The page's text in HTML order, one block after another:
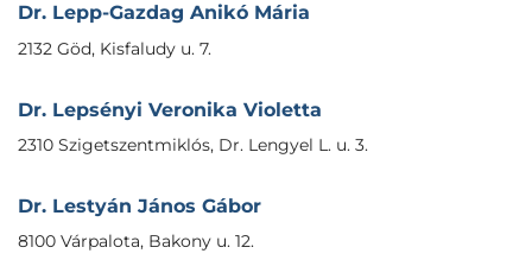
Dr. Lepp-Gazdag Anikó Mária
2132 Göd, Kisfaludy u. 7.
Dr. Lepsényi Veronika Violetta
2310 Szigetszentmiklós, Dr. Lengyel L. u. 3.
Dr. Lestyán János Gábor
8100 Várpalota, Bakony u. 12.